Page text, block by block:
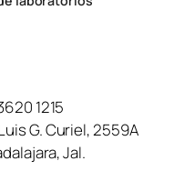
1215
G. Curiel, 2559A
Jal.